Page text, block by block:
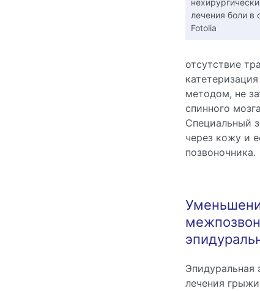
лечения боли в
Fotolia
отсутствие
методом, не
спинного
Специальный
через кожу и
позвоночника.
Эпидуральная
лечения